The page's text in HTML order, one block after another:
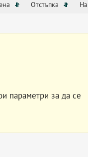
Отстъпка
параметри за да се